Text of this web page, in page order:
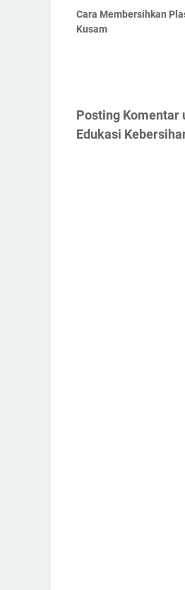
Cara Membersihkan
Kusam
Posting Komentar
Edukasi